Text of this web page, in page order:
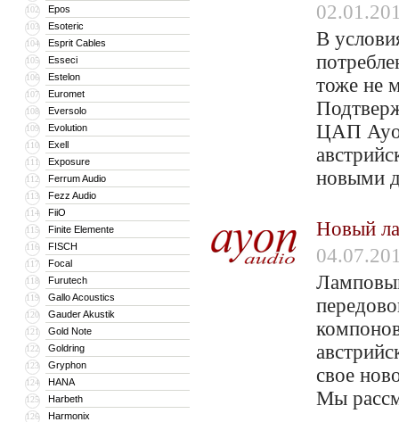
102 Epos
103 Esoteric
104 Esprit Cables
105 Esseci
106 Estelon
107 Euromet
108 Eversolo
109 Evolution
110 Exell
111 Exposure
112 Ferrum Audio
113 Fezz Audio
114 FiiO
115 Finite Elemente
116 FISCH
117 Focal
118 Furutech
119 Gallo Acoustics
120 Gauder Akustik
121 Gold Note
122 Goldring
123 Gryphon
124 HANA
125 Harbeth
126 Harmonix
В
тоже не
ЦАП
новыми
Новый
свое
Мы